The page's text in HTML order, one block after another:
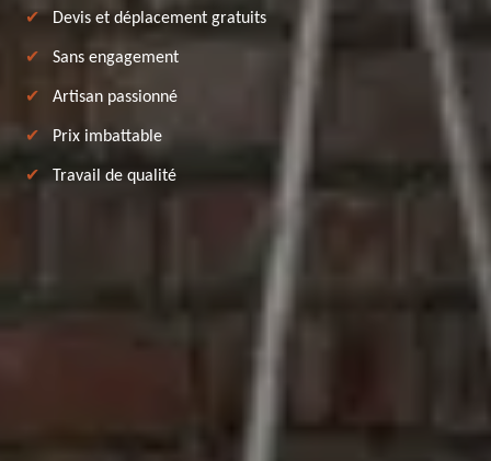
Devis et déplacement gratuits
Sans engagement
Artisan passionné
Prix imbattable
Travail de qualité